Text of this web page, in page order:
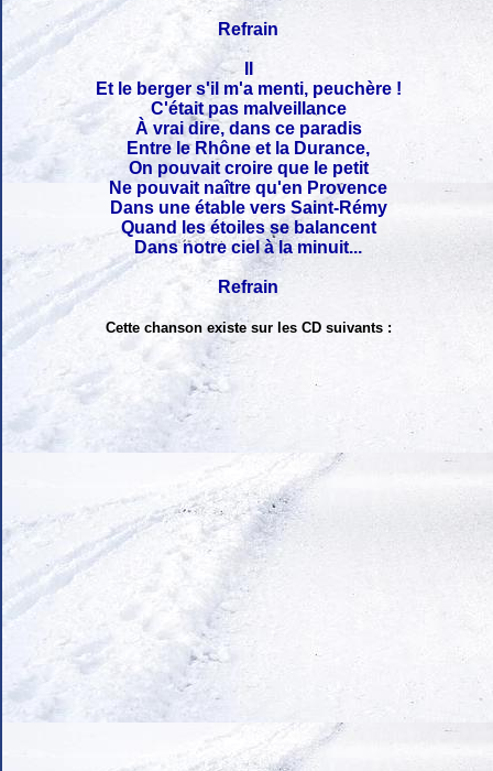
Refrain
Et le berger s'il m'a menti, peuchère !
C'était pas malveillance
À vrai dire, dans ce paradis
Entre le Rhône et la Durance,
On pouvait croire que le petit
Ne pouvait naître qu'en Provence
Dans une étable vers Saint-Rémy
Quand les étoiles se balancent
Dans notre ciel à la minuit...
Refrain
Cette chanson existe sur les CD suivants :